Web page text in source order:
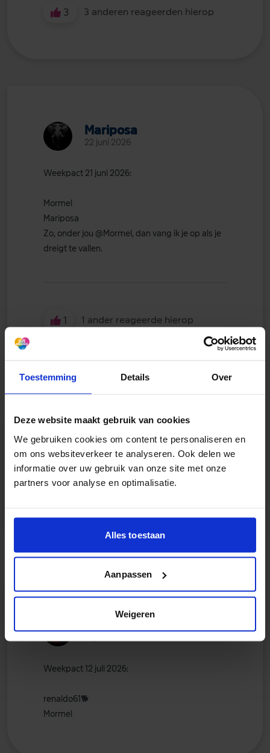
Toestemming Details Over
Deze website maakt gebruik van cookies
We gebruiken cookies om content te personaliseren en
om ons websiteverkeer te analyseren. Ook delen we
informatie over uw gebruik van onze site met onze
partners voor analyse en optimalisatie.
Alles toestaan
Aanpassen
Weigeren
3 3 anderen reageerden hierop
Mariposa
22 juni 2026
Weekpact 21 juni 2026:
Mormel
Mariposa
Zo, onder jou @Mormel , dan vang ik je op als je
dreigt te vallen.
1 1 ander reageerde hierop
renaldo61
12 juli 2026
Weekpact 12 juli 2026:
Weekpact 12 juli 2026:
renaldo61 🐕
Mormel